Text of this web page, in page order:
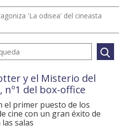
'La odisea' del cineasta
y el Misterio del
nº1 del box-office
el primer puesto de los
cine con un gran éxito de
salas